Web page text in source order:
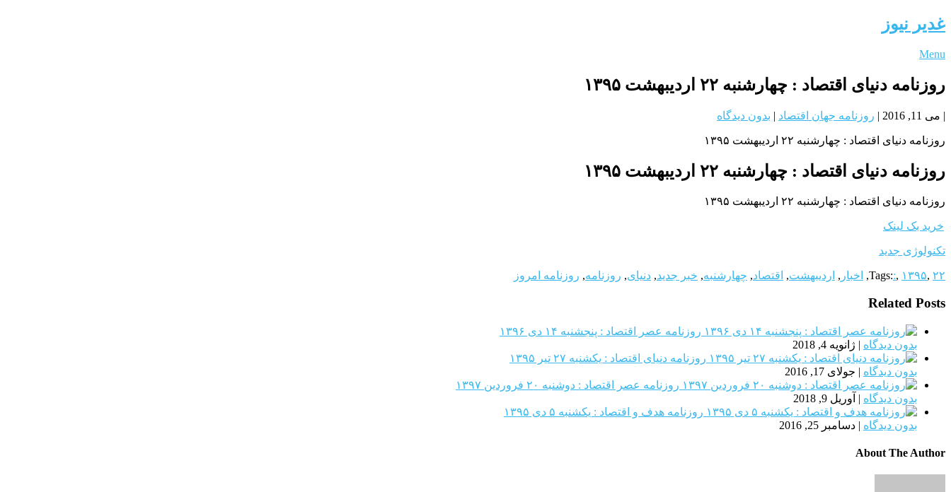
غدیر نیوز
Menu
روزنامه دنیای اقتصاد : چهارشنبه ۲۲ ارديبهشت ۱۳۹۵
| می 11, 2016 | روزنامه جهان اقتصاد | بدون دیدگاه
روزنامه دنیای اقتصاد : چهارشنبه ۲۲ ارديبهشت ۱۳۹۵
روزنامه دنیای اقتصاد : چهارشنبه ۲۲ ارديبهشت ۱۳۹۵
روزنامه دنیای اقتصاد : چهارشنبه ۲۲ ارديبهشت ۱۳۹۵
خرید بک لینک
تکنولوژی جدید
Tags::, ۱۳۹۵, ۲۲ , اخبار , ارديبهشت, اقتصاد, چهارشنبه, خبر جدید, دنیای, روزنامه, روزنامه امروز
Related Posts
روزنامه عصر اقتصاد : پنجشنبه ۱۴ دی ۱۳۹۶
بدون دیدگاه | ژانویه 4, 2018
روزنامه دنیای اقتصاد : یکشنبه‌ ۲۷ تیر ۱۳۹۵
بدون دیدگاه | جولای 17, 2016
روزنامه عصر اقتصاد : دوشنبه ۲۰ فروردين ۱۳۹۷
بدون دیدگاه | آوریل 9, 2018
روزنامه هدف و اقتصاد : یکشنبه‌ ۵ دی ۱۳۹۵
بدون دیدگاه | دسامبر 25, 2016
About The Author